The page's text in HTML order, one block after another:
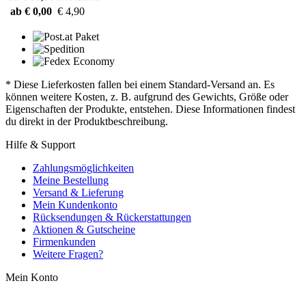
ab € 0,00 € 4,90
* Diese Lieferkosten fallen bei einem Standard-Versand an. Es
können weitere Kosten, z. B. aufgrund des Gewichts, Größe oder
Eigenschaften der Produkte, entstehen. Diese Informationen findest
du direkt in der Produktbeschreibung.
Hilfe & Support
Zahlungsmöglichkeiten
Meine Bestellung
Versand & Lieferung
Mein Kundenkonto
Rücksendungen & Rückerstattungen
Aktionen & Gutscheine
Firmenkunden
Weitere Fragen?
Mein Konto